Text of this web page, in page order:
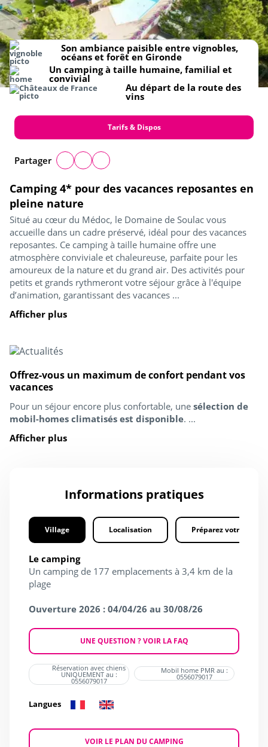
Camping 4* pour des vacances reposantes en
pleine nature
Situé au cœur du Médoc, le Domaine de Soulac vous
accueille dans un cadre préservé, idéal pour des vacances
reposantes. Ce camping à taille humaine offre une
atmosphère conviviale et chaleureuse, parfaite pour les
amoureux de la nature et du grand air. Des activités pour
petits et grands rythmeront votre séjour grâce à l'équipe
d’animation, garantissant des vacances ...
Afficher plus
Son ambiance paisible entre vignobles,
océans et forêt en Gironde
Un camping à taille humaine, familial et
convivial
Au départ de la route des
vins
Tarifs & Dispos
Partager
Offrez-vous un maximum de confort pendant vos
vacances
Pour un séjour encore plus confortable, une sélection de
mobil-homes climatisés est disponible. ...
Afficher plus
Informations pratiques
Village Localisation Préparez votre séjour
Le camping
Un camping de 177 emplacements à 3,4 km de la
plage
Ouverture 2026 : 04/04/26 au 30/08/26
UNE QUESTION ? VOIR LA FAQ
Réservation avec chiens
UNIQUEMENT au :
0556079017
Mobil home PMR au :
0556079017
Langues
VOIR LE PLAN DU CAMPING